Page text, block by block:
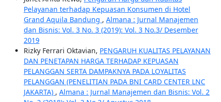
Pelayanan terhadap Kepuasan Konsumen di Hotel
Grand Aquila Bandung , Almana : Jurnal Manajemen
dan Bisnis: Vol. 3 No. 3 (2019): Vol. 3 No.3/ Desember
2019
Rizky Ferrari Oktavian, PENGARUH KUALITAS PELAYANAN
DAN PENETAPAN HARGA TERHADAP KEPUASAN
PELANGGAN SERTA DAMPAKNYA PADA LOYALITAS
PELANGGAN (PENELITIAN PADA BNI CARD CENTER LNC
JAKARTA) , Almana : Jurnal Manajemen dan Bisnis: Vol. 2